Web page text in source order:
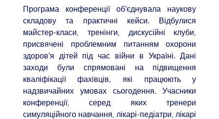
Програма конференції об’єднувала наукову
складову та практичні кейси. Відбулися
майстер-класи, тренінги, дискусійні клуби,
присвячені проблемним питанням охорони
здоров’я дітей під час війни в Україні. Дані
заходи були спрямовані на підвищення
кваліфікації фахівців, які працюють у
надзвичайних умовах сьогодення. Учасники
конференції, серед яких тренери
симуляційного навчання, лікарі-педіатри, лікарі